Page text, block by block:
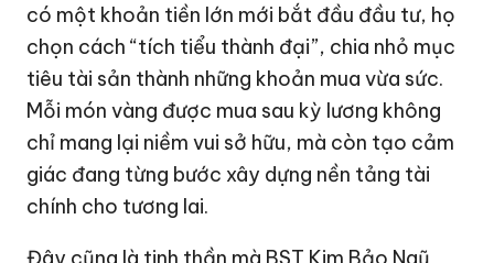
có một khoản tiền lớn mới bắt đầu đầu tư, họ
chọn cách “tích tiểu thành đại”, chia nhỏ mục
tiêu tài sản thành những khoản mua vừa sức.
Mỗi món vàng được mua sau kỳ lương không
chỉ mang lại niềm vui sở hữu, mà còn tạo cảm
giác đang từng bước xây dựng nền tảng tài
chính cho tương lai.
Đây cũng là tinh thần mà BST Kim Bảo Ngũ